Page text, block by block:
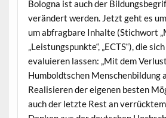
Bologna ist auch der
verändert werden. Jetzt geht es
um abfragbare Inhalte (Stichwort
„Leistungspunkte“, „ECTS“), die
evaluieren lassen: „Mit dem
Humboldtschen Menschenbildung
Realisieren der eigenen besten
auch der letzte Rest an